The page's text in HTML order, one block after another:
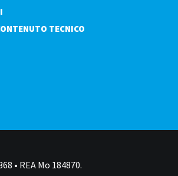
TECNICO
• REA Mo 184870.